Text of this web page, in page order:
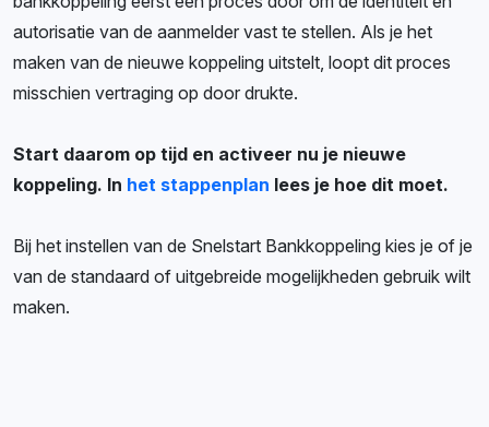
autorisatie van de aanmelder vast te stellen. Als je het
maken van de nieuwe koppeling uitstelt, loopt dit proces
misschien vertraging op door drukte.
Start daarom op tijd en activeer nu je nieuwe
koppeling. In het stappenplan lees je hoe dit moet.
Bij het instellen van de Snelstart Bankkoppeling kies je of je
van de standaard of uitgebreide mogelijkheden gebruik wilt
maken.